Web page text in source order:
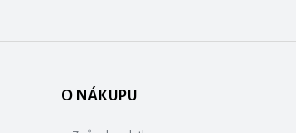
O NÁKUPU